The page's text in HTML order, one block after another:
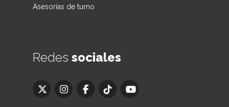
Asesorías de turno
Redes sociales